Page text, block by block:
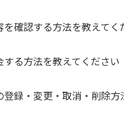
確認する方法を教えてく
する方法を教えてください
登録・変更・取消・削除